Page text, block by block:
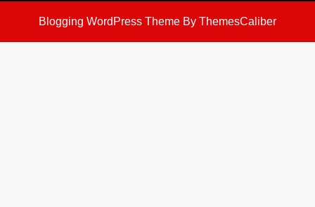
Blogging WordPress Theme By ThemesCaliber